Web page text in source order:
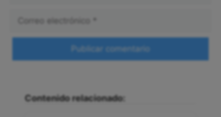
Contenido relacionado: